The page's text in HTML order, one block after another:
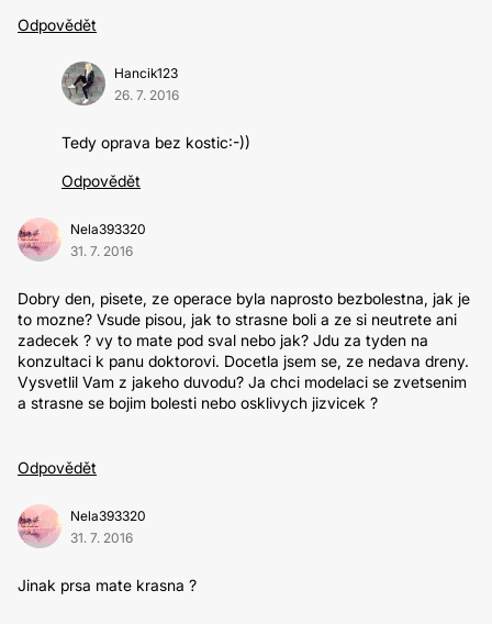
Odpovědět
Hancik123
26. 7. 2016
Tedy oprava bez kostic:-))
Odpovědět
Nela393320
31. 7. 2016
Dobry den, pisete, ze operace byla naprosto bezbolestna, jak je
to mozne? Vsude pisou, jak to strasne boli a ze si neutrete ani
zadecek ? vy to mate pod sval nebo jak? Jdu za tyden na
konzultaci k panu doktorovi. Docetla jsem se, ze nedava dreny.
Vysvetlil Vam z jakeho duvodu? Ja chci modelaci se zvetsenim
a strasne se bojim bolesti nebo osklivych jizvicek ?
Odpovědět
Nela393320
31. 7. 2016
Jinak prsa mate krasna ?